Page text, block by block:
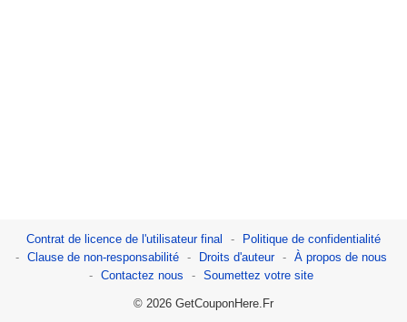
Contrat de licence de l'utilisateur final
Politique de confidentialité
Clause de non-responsabilité
Droits d'auteur
À propos de nous
Contactez nous
Soumettez votre site
© 2026 GetCouponHere.Fr